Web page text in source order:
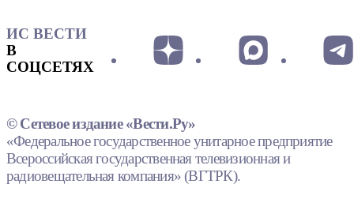
ИС ВЕСТИ
В
СОЦСЕТЯХ
© Сетевое издание «Вести.Ру»
«Федеральное государственное унитарное предприятие
Всероссийская государственная телевизионная и
радиовещательная компания» (ВГТРК).